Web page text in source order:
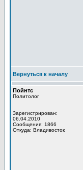
Вернуться к началу
Пойнтс
Политолог
Зарегистрирован:
06.04.2010
Сообщения: 1866
Откуда: Владивосток